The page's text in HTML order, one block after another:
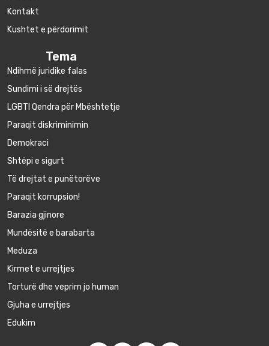
Kontakt
Kushtet e përdorimit
Tema
Ndihmë juridike falas
Sundimi i së drejtës
LGBTI Qendra për Mbështetje
Paraqit diskriminimin
Demokraci
Shtëpi e sigurt
Të drejtat e punëtorëve
Paraqit korrupsion!
Barazia gjinore
Mundësitë e barabarta
Meduza
Kirmet e urrejtjes
Torturë dhe veprim jo human
Gjuha e urrejtjes
Edukim